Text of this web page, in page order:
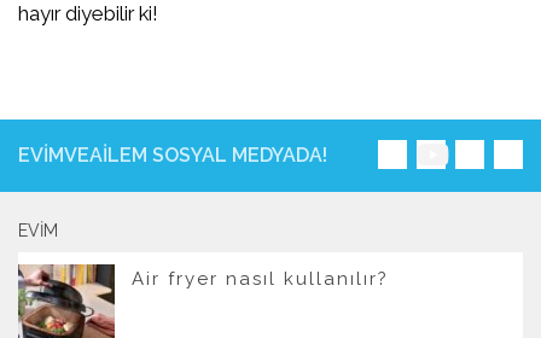
hayır diyebilir ki!
EVIMVEAILEM SOSYAL MEDYADA!
EVIM
Air fryer nasıl kullanılır?